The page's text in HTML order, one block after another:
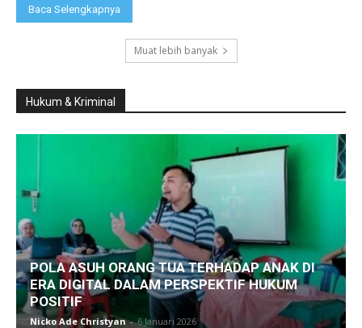
Baca Selengkapnya
Muat lebih banyak
Hukum & Kriminal
POLA ASUH ORANG TUA TERHADAP ANAK DI
ERA DIGITAL DALAM PERSPEKTIF HUKUM
POSITIF
Nicko Ade Christyan - 6 Januari 2026